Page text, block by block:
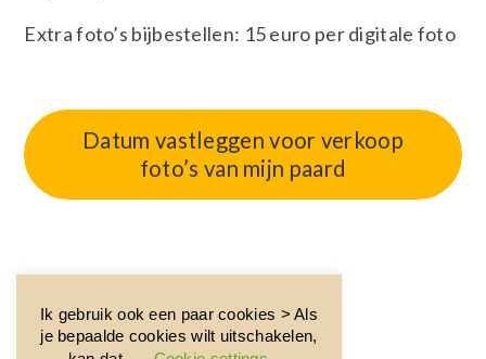
Extra foto’s bijbestellen: 15 euro per digitale foto
Datum vastleggen voor verkoop
foto’s van mijn paard
Ik gebruik ook een paar cookies > Als
je bepaalde cookies wilt uitschakelen,